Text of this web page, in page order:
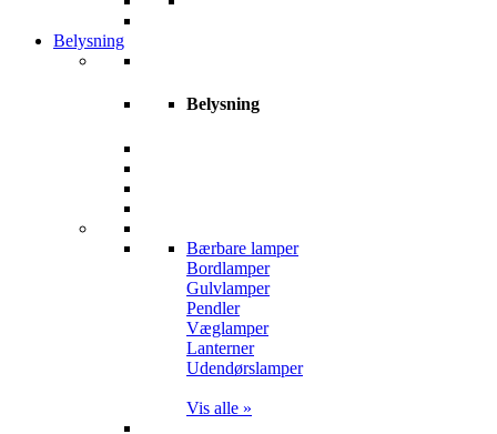
Belysning
Belysning
Bærbare lamper
Bordlamper
Gulvlamper
Pendler
Væglamper
Lanterner
Udendørslamper
Vis alle »